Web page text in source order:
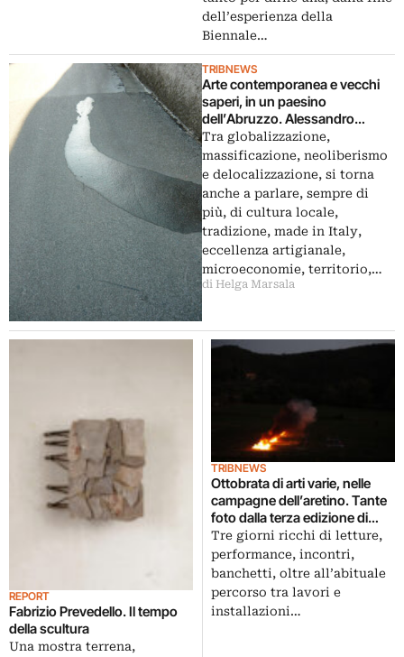
dell’esperienza della
Biennale…
TRIBNEWS
Arte contemporanea e vecchi
saperi, in un paesino
dell’Abruzzo. Alessandro
Carboni in residenza a Guilmi
per il progetto GAP. Artigianato,
microeconomie terriotoriali,
apprendistato: e il futuro riparte
dal passato
Tra globalizzazione,
massificazione, neoliberismo
e delocalizzazione, si torna
anche a parlare, sempre di
più, di cultura locale,
tradizione, made in Italy,
eccellenza artigianale,
microeconomie, territorio,…
di Helga Marsala
REPORT
Fabrizio Prevedello. Il tempo
della scultura
Una mostra terrena,
TRIBNEWS
Ottobrata di arti varie, nelle
campagne dell’aretino. Tante
foto dalla terza edizione di
Madeinfilandia, sotto lo
sguardo acuto di Carmelo
Bene
Tre giorni ricchi di letture,
performance, incontri,
banchetti, oltre all’abituale
percorso tra lavori e
installazioni…